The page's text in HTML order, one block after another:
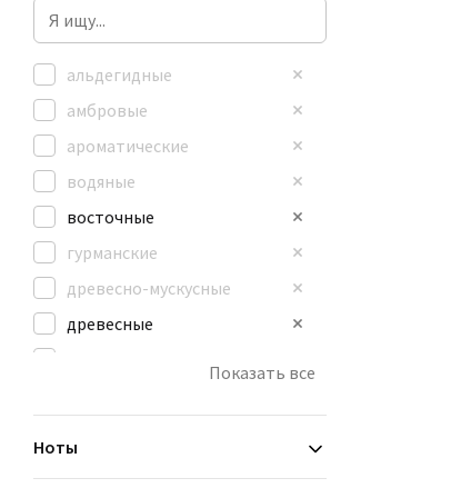
альдегидные
амбровые
ароматические
водяные
восточные
гурманские
древесно-мускусные
древесные
Показать все
Ноты